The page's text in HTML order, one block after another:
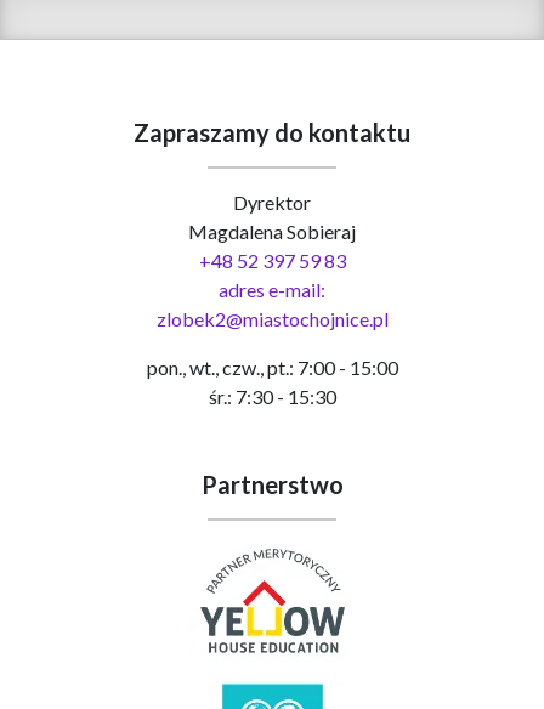
Zapraszamy do kontaktu
Dyrektor
Magdalena Sobieraj
+48 52 397 59 83
adres e-mail:
zlobek2@miastochojnice.pl
pon., wt., czw., pt.: 7:00 - 15:00
śr.: 7:30 - 15:30
Partnerstwo